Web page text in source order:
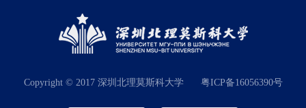
Copyright © 2017 深圳北理莫斯科大学 粤ICP备16056390号